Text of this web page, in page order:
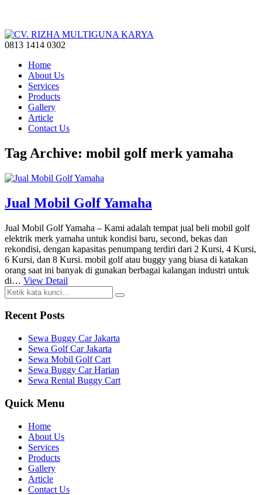
0813 1414 0302
Home
About Us
Services
Products
Gallery
Article
Contact Us
Tag Archive: mobil golf merk yamaha
Jual Mobil Golf Yamaha
Jual Mobil Golf Yamaha – Kami adalah tempat jual beli mobil golf
elektrik merk yamaha untuk kondisi baru, second, bekas dan
rekondisi, dengan kapasitas penumpang terdiri dari 2 Kursi, 4 Kursi,
6 Kursi, dan 8 Kursi. mobil golf atau buggy yang biasa di katakan
orang saat ini banyak di gunakan berbagai kalangan industri untuk
di… View Detail
Recent Posts
Sewa Buggy Car Jakarta
Sewa Golf Car Jakarta
Sewa Mobil Golf Cart
Sewa Buggy Car Harian
Sewa Rental Buggy Cart
Quick Menu
Home
About Us
Services
Products
Gallery
Article
Contact Us